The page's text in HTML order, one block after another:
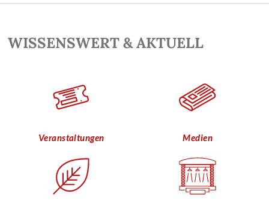
WISSENSWERT & AKTUELL
Veranstaltungen Medien